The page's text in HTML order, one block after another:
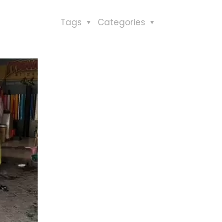
Categories
Tags